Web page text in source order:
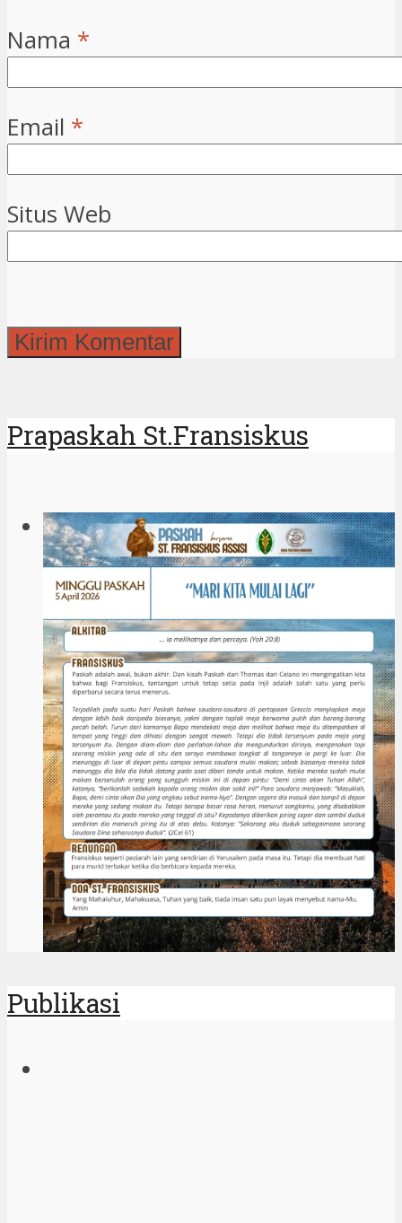
Nama *
Email *
Situs Web
Prapaskah St.Fransiskus
Publikasi